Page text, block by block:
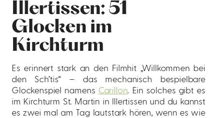
Illertissen: 51
Glocken im
Kirchturm
Es erinnert stark an den Filmhit „Willkommen bei
den Sch’tis“ – das mechanisch bespielbare
Glockenspiel namens Carillon. Ein solches gibt es
im Kirchturm St. Martin in Illertissen und du kannst
es zwei mal am Tag lautstark hören, wenn es wie